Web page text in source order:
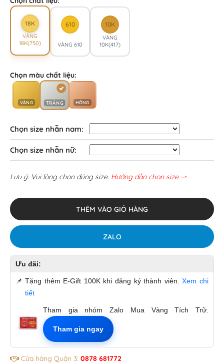
18K
VÀNG
18K(750)
610
VÀNG 610
10K
VÀNG
10K(417)
Chọn màu chất liệu:
VÀNG TRẮNG HỒNG
Chọn size nhẫn nam:
Chọn size nhẫn nữ:
Lưu ý: Vui lòng chọn đúng size. Hướng dẫn chọn size ⇀
THÊM VÀO GIỎ HÀNG
ZALO
Ưu đãi:
📌 Tặng thêm E-Gift 100K khi đăng ký thành viên.Xem chi
tiết
Tham gia nhóm Zalo Mua Vàng Tích Trữ.
Tham gia ngay
Cửa hàng Quận 3: 0878 681772